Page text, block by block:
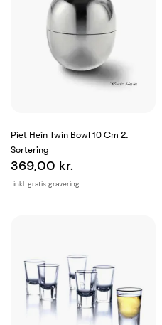
Piet Hein Twin Bowl 10 Cm 2.
Sortering
inkl. gratis gravering
369,00 kr.